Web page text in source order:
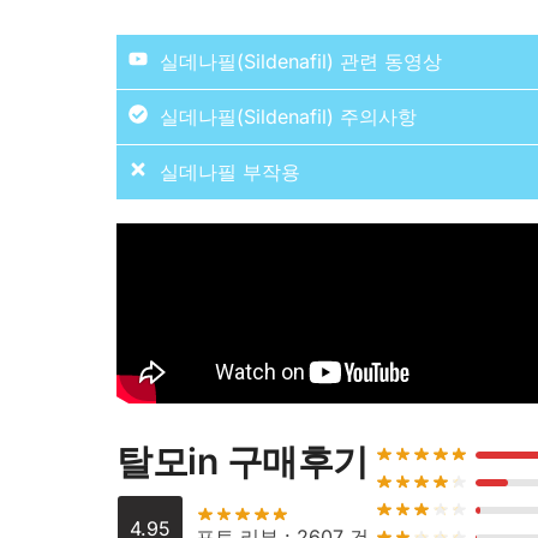
실데나필(Sildenafil) 관련 동영상
실데나필(Sildenafil) 주의사항
출혈이상 또는 활동성 소화성궤양 환자, 고령자,
자에게는 신중하게 투여하여야 한다.
게는 신중하게 투여해야 한다.
혈관을 확장하여 혈압을 일시적으로 약하
드물게 실데나필을 복용한 환자에서 시력
용한 환자들이 갑작스런 시력이나 청력의
실데나필 부작용
일반적 부작용(사용자의 1~10%에서 보고)
안과계: 시야장애, 시야 흐림, 청색시(모든
호흡기계: 코막힘, 기침, 코피 등
소화기계: 구역, 소화불량 등
탈모in 구매후기
4.95